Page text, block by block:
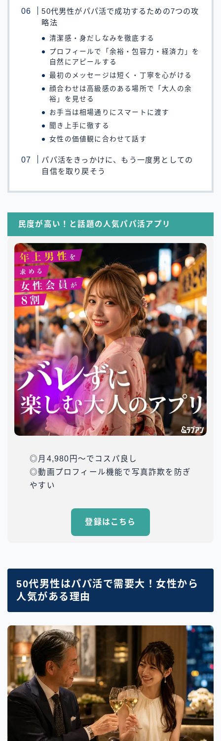
50代男性がパパ活で成功するための7つの攻
略法
清潔感・身だしなみを徹底する
プロフィールで「余裕・包容力・経済力」を
自然にアピールする
最初のメッセージは短く・丁寧を心がける
顔合わせは高級感のある場所で「大人の余
裕」を見せる
お手当は相場通りにスマートに渡す
聞き上手に徹する
女性の価値観に合わせて話す
パパ活をきっかけに、もう一度男としての
自信を取り戻そう
民度が高い！と話題の人気パパ活アプリ
◎月4,980円～でコスパ良し
◎動画プロフィール機能で写真詐欺を防ぎ
やすい
登録はこちら
50代男性はパパ活で需要大！女性から
人気がある理由